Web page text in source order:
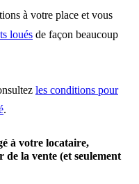
à votre place et vous
loués de façon beaucoup
les conditions pour
.
à votre locataire,
de la vente (et seulement